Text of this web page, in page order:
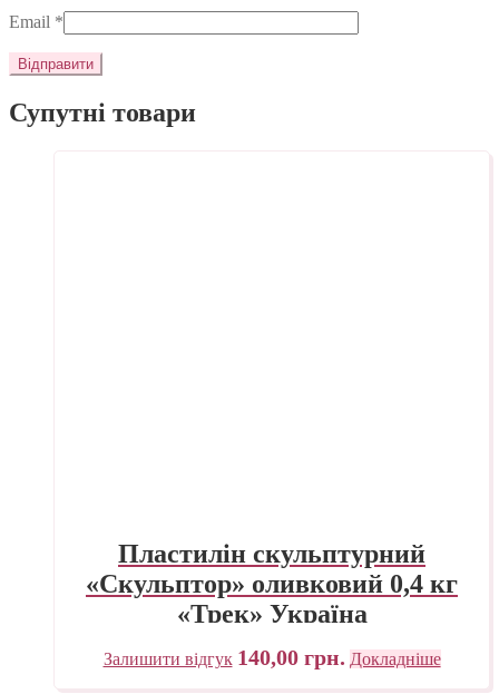
Email *
Супутні товари
Пластилін скульптурний
«Скульптор» оливковий 0,4 кг
«Трек» Україна
Залишити відгук 140,00 грн. Докладніше